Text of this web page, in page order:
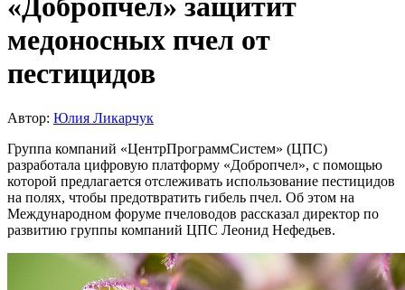
медоносных пчел от
пестицидов
Автор: Юлия Ликарчук
Группа компаний «ЦентрПрограммСистем» (ЦПС)
разработала цифровую платформу «Добропчел», с помощью
которой предлагается отслеживать использование пестицидов
на полях, чтобы предотвратить гибель пчел. Об этом на
Международном форуме пчеловодов рассказал директор по
развитию группы компаний ЦПС Леонид Нефедьев.